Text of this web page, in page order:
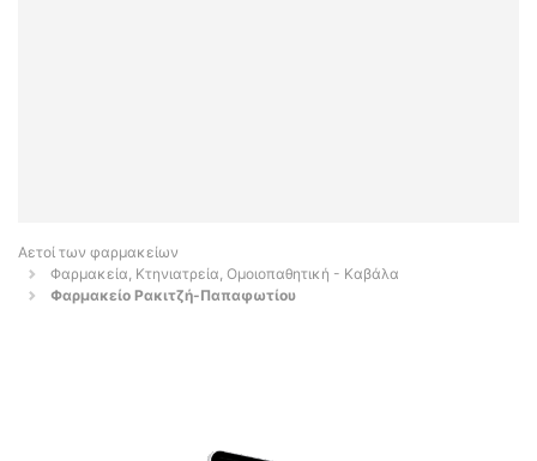
Αετοί των φαρμακείων
Φαρμακεία, Κτηνιατρεία, Ομοιοπαθητική - Καβάλα
Φαρμακείο Ρακιτζή-Παπαφωτίου